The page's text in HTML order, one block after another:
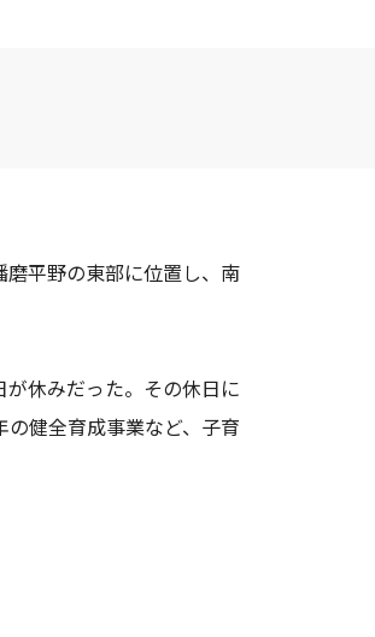
平野の東部に位置し、南
休みだった。その休日に
健全育成事業など、子育